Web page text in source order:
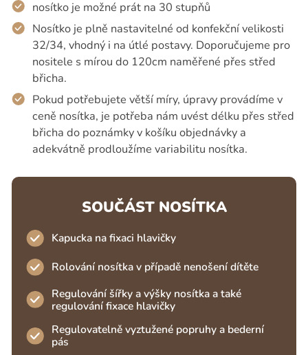
nosítko je možné prát na 30 stupňů
Nosítko je plně nastavitelné od konfekční velikosti
32/34, vhodný i na útlé postavy. Doporučujeme pro
nositele s mírou do 120cm naměřené přes střed
břicha.
Pokud potřebujete větší míry, úpravy provádíme v
ceně nosítka, je potřeba nám uvést délku přes střed
břicha do poznámky v košíku objednávky a
adekvátně prodloužíme variabilitu nosítka.
SOUČÁST NOSÍTKA
Kapucka na fixaci hlavičky
Rolování nosítka v případě nenošení dítěte
Regulování šířky a výšky nosítka a také
regulování fixace hlavičky
Regulovatelně vyztužené popruhy a bederní
pás